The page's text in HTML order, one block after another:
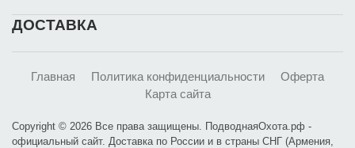
ДОСТАВКА
Главная Политика конфиденциальности
Оферта
Карта сайта
Copyright © 2026 Все права защищены. ПодводнаяОхота.рф -
официальный сайт. Доставка по России и в страны СНГ (Армения,